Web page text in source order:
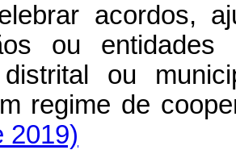
acordos,
ou entidades
distrital ou
regime de
2019)